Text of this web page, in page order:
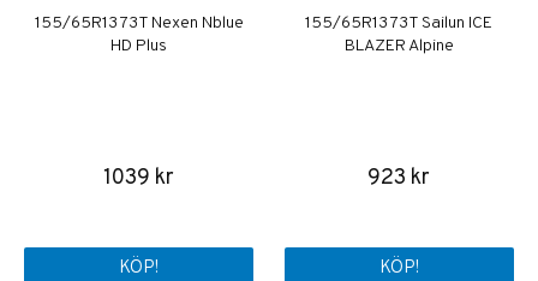
155/65R13 73T Nexen Nblue
HD Plus
1039 kr
KÖP!
155/65R13 73T Sailun ICE
BLAZER Alpine
923 kr
KÖP!